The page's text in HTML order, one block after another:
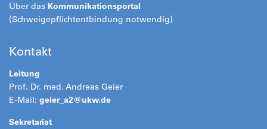
Über das Kommunikationsportal
(Schweigepflichtentbindung notwendig)
Kontakt
Leitung
Prof. Dr. med. Andreas Geier
E-Mail: geier_a2@ukw.de
Sekretariat